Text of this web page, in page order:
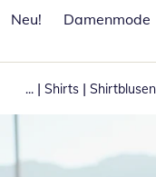
Neu!
Damenmode
... | Shirts | Shirtblusen